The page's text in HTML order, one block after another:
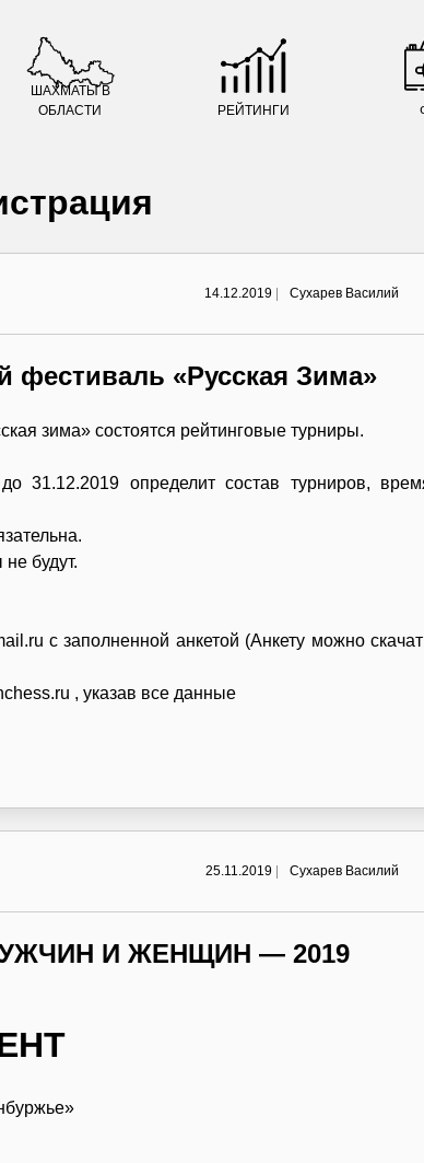
ШАХМАТЫ В
ОБЛАСТИ
РЕЙТИНГИ
14.12.2019 | Сухарев Василий
«Русская Зима»
зима» состоятся рейтинговые турниры.
31.12.2019 определит состав турниров,
будут.
с заполненной анкетой (Анкету можно
, указав все данные
25.11.2019 | Сухарев Василий
И ЖЕНЩИН — 2019